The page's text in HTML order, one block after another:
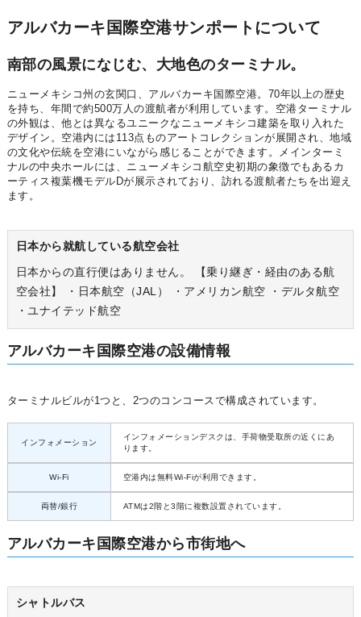
アルバカーキ国際空港サンポートについて
南部の風景になじむ、大地色のターミナル。
ニューメキシコ州の玄関口、アルバカーキ国際空港。70年以上の歴史
を持ち、年間で約500万人の渡航者が利用しています。空港ターミナル
の外観は、他とは異なるユニークなニューメキシコ建築を取り入れた
デザイン。空港内には113点ものアートコレクションが展開され、地域
の文化や伝統を空港にいながら感じることができます。メインターミ
ナルの中央ホールには、ニューメキシコ航空史初期の象徴でもあるカ
ーティス複葉機モデルDが展示されており、訪れる渡航者たちを出迎え
ます。
日本から就航している航空会社
日本からの直行便はありません。 【乗り継ぎ・経由のある航
空会社】 ・日本航空（JAL） ・アメリカン航空 ・デルタ航空
・ユナイテッド航空
アルバカーキ国際空港の設備情報
ターミナルビルが1つと、2つのコンコースで構成されています。
インフォメーション
インフォメーションデスクは、手荷物受取所の近くにあ
ります。
Wi-Fi 空港内は無料Wi-Fiが利用できます。
両替/銀行 ATMは2階と3階に複数設置されています。
アルバカーキ国際空港から市街地へ
シャトルバス